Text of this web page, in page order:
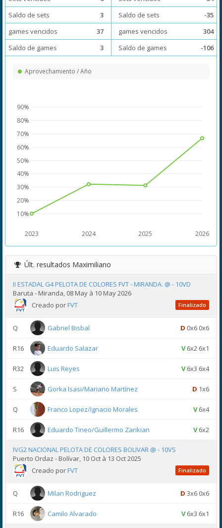
Saldo de sets
3
games vencidos
37
Saldo de games
3
Saldo de sets
-35
games vencidos
304
Saldo de games
-106
Aprovechamiento / Año
2023 2024 2025 2026
10%
20%
30%
40%
50%
60%
70%
80%
90%
Últ. resultados Maximiliano
II ESTADAL G4 PELOTA DE COLORES FVT - MIRANDA. @ - 10VD
Baruta - Miranda, 08 May à 10 May 2026
Creado porFVT Finalizado
Q Gabriel Bisbal D 0x6 0x6
R16 Eduardo Salazar V6x2 6x1
R32 Luis Reyes V6x3 6x4
S Gorka Isasi/Mariano Martínez D 1x6
Q Franco Lopez/Ignacio Morales V6x4
R16 Eduardo Tineo/Guillermo Zarikian V6x2
IVG2 NACIONAL PELOTA DE COLORES BOLIVAR @ - 10VS
Puerto Ordaz - Bolívar, 10 Oct à 13 Oct 2025
Creado porFVT Finalizado
Q Milan Rodriguez D 3x6 0x6
R16 Camilo Alvarado V6x3 6x1